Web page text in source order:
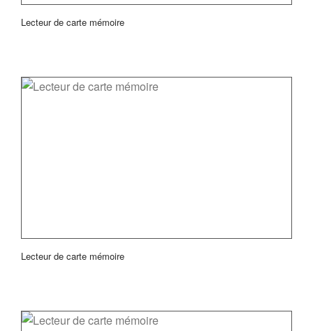
Lecteur de carte mémoire
Lecteur de carte mémoire